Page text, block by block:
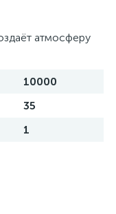
атмосферу
10000
35
1